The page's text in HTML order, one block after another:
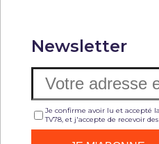
Newsletter
Je confirme avoir lu et accepté
TV78, et j'accepte de recevoir